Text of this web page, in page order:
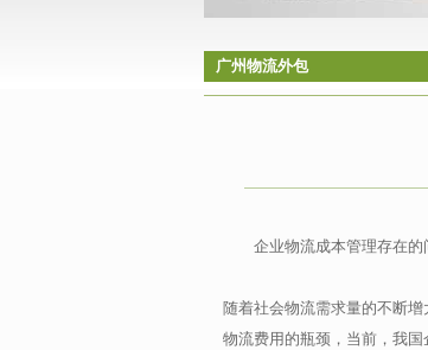
广州物流外包
企业物流成本管理存在的
随着社会物流需求量的不断
物流费用的瓶颈，当前，我